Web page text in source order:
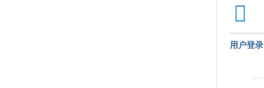
用户登录